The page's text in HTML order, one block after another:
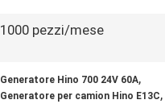
1000 pezzi/mese
Generatore Hino 700 24V 60A,
Generatore per camion Hino E13C,